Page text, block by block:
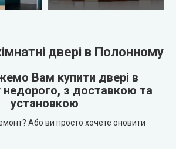
(фарба)
Експрес)
двері в Полонному
Вам купити двері в
з доставкою та
установкою
Або ви просто хочете оновити